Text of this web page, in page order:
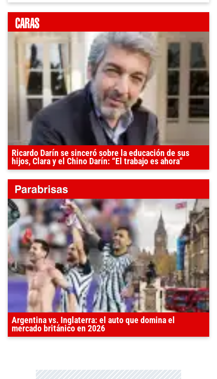
Ricardo Darín se sinceró sobre la educación de sus
hijos, Clara y el Chino Darín: “El trabajo es ahora"
Argentina vs. Inglaterra: el auto que domina el
mercado británico en 2026